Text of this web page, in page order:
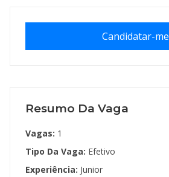
Candidatar-me
Resumo Da Vaga
Vagas: 1
Tipo Da Vaga: Efetivo
Experiência: Junior